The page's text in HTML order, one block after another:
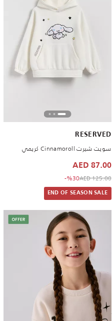
RESERVED
سويت شيرت Cinnamoroll كريمي
87.00 AED
Price reduced from
125.00 AED
to 87.00 AED
%30-
END OF SEASON SALE